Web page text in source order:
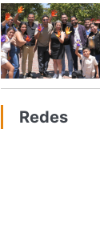
Redes